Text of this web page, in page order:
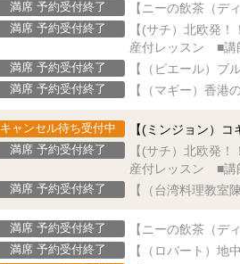
満席 予約受付終了 【ニーの飲茶（デ
満席 予約受付終了
【(サチ）北欧発
産付レッスン ■講
満席 予約受付終了 【（ピエール）ブ
満席 予約受付終了 【（マギー）香港
キャンセル待ち受付中 【(ミンジョン）
満席 予約受付終了
【(サチ）北欧発
産付レッスン ■講
満席 予約受付終了 【（台湾料理教
満席 予約受付終了 【ニーの飲茶（デ
満席 予約受付終了 【（ロバート）